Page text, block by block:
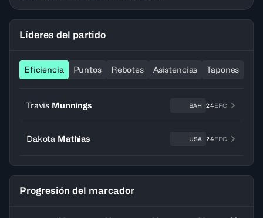
Líderes del partido
Eficiencia Puntos Rebotes Asistencias Tapones
Travis Munnings BAH 24EFC
Dakota Mathias USA 24EFC
Progresión del marcador